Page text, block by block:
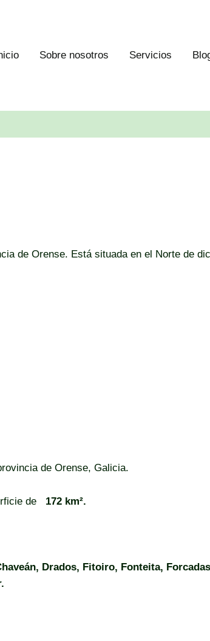
Sobre nosotros Servicios
de Orense. Está situada en el Norte de
de Orense, Galicia.
de 172 km².
Drados, Fitoiro, Fonteita,